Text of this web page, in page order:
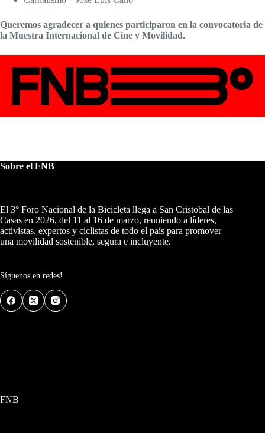
Queremos agradecer a quienes participaron en la convocatoria de
la Muestra Internacional de Cine y Movilidad.
Sobre el FNB
El 3° Foro Nacional de la Bicicleta llega a San Cristobal de las
Casas en 2026, del 11 al 16 de marzo, reuniendo a líderes,
activistas, expertos y ciclistas de todo el país para promover
una movilidad sostenible, segura e incluyente.
Síguenos en redes!
FNB